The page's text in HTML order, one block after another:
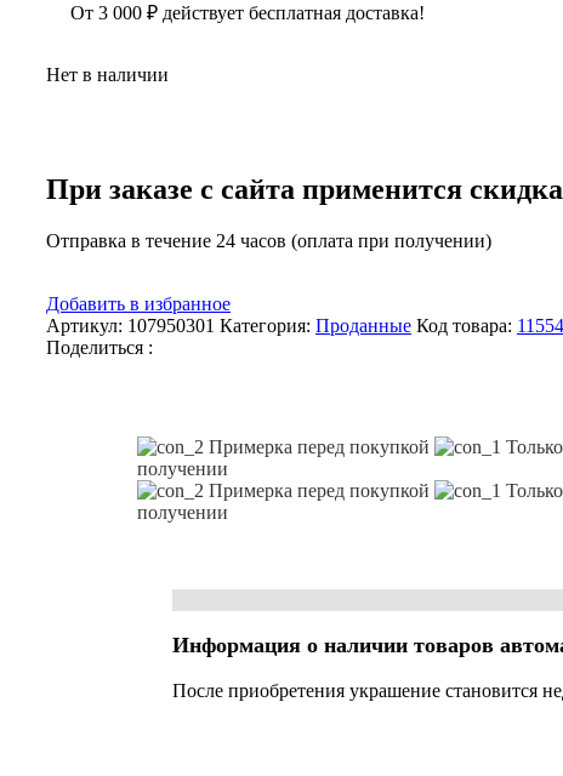
От 3 000 ₽ действует бесплатная доставка!
Нет в наличии
При заказе с сайта применится
Отправка в течение 24 часов (оплата при получении)
Добавить в избранное
Артикул: 107950301 Категория: Проданные Код товара:
Поделиться :
Примерка перед покупкой
получении
Примерка перед покупкой
получении
Информация о наличии товаров
После приобретения украшение становится